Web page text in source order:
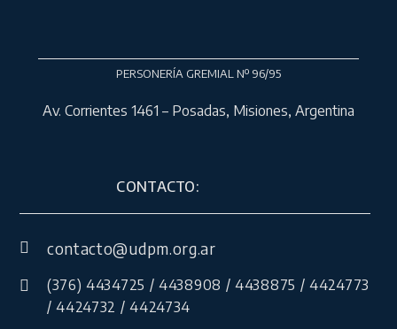
PERSONERÍA GREMIAL Nº 96/95
Av. Corrientes 1461 – Posadas, Misiones, Argentina
CONTACTO:
contacto@udpm.org.ar
(376) 4434725 / 4438908 / 4438875 / 4424773
/ 4424732 / 4424734